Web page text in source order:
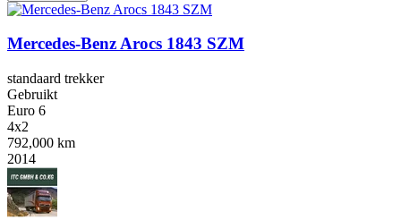
Mercedes-Benz Arocs 1843 SZM
standaard trekker
Gebruikt
Euro 6
4x2
792,000 km
2014